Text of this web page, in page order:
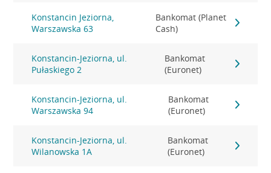
Konstancin Jeziorna,
Warszawska 63
Bankomat (Planet
Cash)
Konstancin-Jeziorna, ul.
Pułaskiego 2
Bankomat
(Euronet)
Konstancin-Jeziorna, ul.
Warszawska 94
Bankomat
(Euronet)
Konstancin-Jeziorna, ul.
Wilanowska 1A
Bankomat
(Euronet)